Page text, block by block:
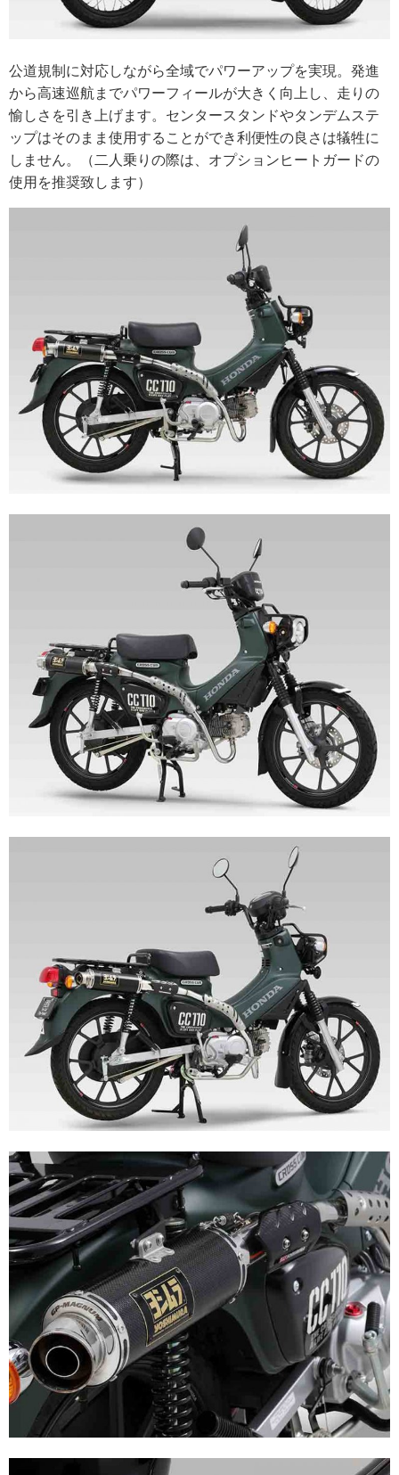
公道規制に対応しながら全域でパワーアップを実現。発進
から高速巡航までパワーフィールが大きく向上し、走りの
愉しさを引き上げます。センタースタンドやタンデムステ
ップはそのまま使用することができ利便性の良さは犠牲に
しません。（二人乗りの際は、オプションヒートガードの
使用を推奨致します）